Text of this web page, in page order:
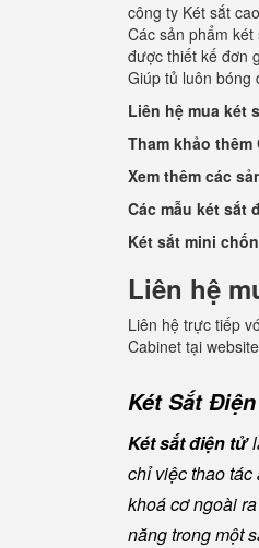
công ty Két sắt
Các sản phẩm
được thiết kế đơn
Giúp tủ luôn bóng
Liên hệ mua két
Tham khảo
Xem thêm các
Các mẫu két sắt
Két sắt mini
Liên hệ
Liên hệ trực tiếp
Cabinet tại website
Két Sắt
Két sắt điện tử
chỉ việc thao tác
khoá cơ ngoài
năng trong một